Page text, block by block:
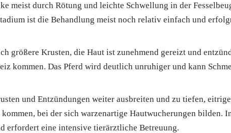
meist durch Rötung und leichte Schwellung in der
ist die Behandlung meist noch relativ einfach und
größere Krusten, die Haut ist zunehmend gereizt und
kommen. Das Pferd wird deutlich unruhiger und kann
und Entzündungen weiter ausbreiten und zu tiefen,
kommen, bei der sich warzenartige Hautwucherungen bilden.
erfordert eine intensive tierärztliche Betreuung.